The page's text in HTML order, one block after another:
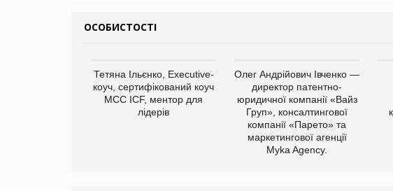
ОСОБИСТОСТІ
Тетяна Ільєнко, Executive-
коуч, сертифікований коуч
МСС ICF, ментор для
лідерів
Олег Андрійович Івченко —
директор патентно-
юридичної компанії «Вайз
Груп», консалтингової
компанії «Парето» та
маркетингової агенції
Myka Agency.